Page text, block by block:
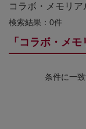
コラボ・メモリア
検索結果：0件
「コラボ・メ
条件に一